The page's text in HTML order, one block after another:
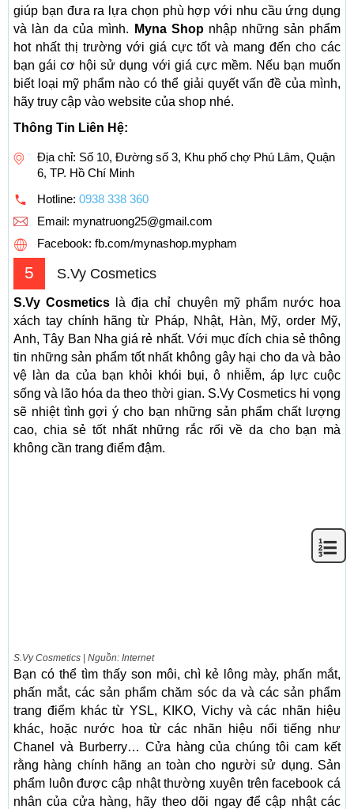
giúp bạn đưa ra lựa chọn phù hợp với nhu cầu ứng dụng
và làn da của mình.
Myna Shopnhập những sản phẩm
hot nhất thị trường với giá cực tốt và mang đến cho các
bạn gái cơ hội sử dụng với giá cực mềm. Nếu bạn muốn
biết loại mỹ phẩm nào có thể giải quyết vấn đề của mình,
hãy truy cập vào website của shop nhé.
Thông Tin Liên Hệ:
Địa chỉ: Số 10, Đường số 3, Khu phố chợ Phú Lâm, Quận
6, TP. Hồ Chí Minh
Hotline: 0938 338 360
Email: mynatruong25@gmail.com
Facebook: fb.com/mynashop.mypham
5 S.Vy Cosmetics
S.Vy Cosmetics là địa chỉ chuyên mỹ phẩm nước hoa
xách tay chính hãng từ Pháp, Nhật, Hàn, Mỹ, order Mỹ,
Anh, Tây Ban Nha giá rẻ nhất. Với mục đích chia sẻ thông
tin những sản phẩm tốt nhất không gây hại cho da và bảo
vệ làn da của bạn khỏi khói bụi, ô nhiễm, áp lực cuộc
sống và lão hóa da theo thời gian. S.Vy Cosmetics hi vọng
sẽ nhiệt tình gợi ý cho bạn những sản phẩm chất lượng
cao, chia sẻ tốt nhất những rắc rối về da cho bạn mà
không cần trang điểm đậm.
S.Vy Cosmetics | Nguồn: Internet
Bạn có thể tìm thấy son môi, chì kẻ lông mày, phấn mắt,
phấn mắt, các sản phẩm chăm sóc da và các sản phẩm
trang điểm khác từ YSL, KIKO, Vichy và các nhãn hiệu
khác, hoặc nước hoa từ các nhãn hiệu nổi tiếng như
Chanel và Burberry… Cửa hàng của chúng tôi cam kết
rằng hàng chính hãng an toàn cho người sử dụng. Sản
phẩm luôn được cập nhật thường xuyên trên facebook cá
nhân của cửa hàng, hãy theo dõi ngay để cập nhật các